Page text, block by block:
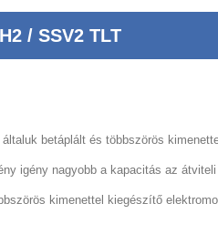
/ SSV2 TLT
betáplált és többszörös
igény nagyobb a kapacitás az
kimenettel kiegészítő